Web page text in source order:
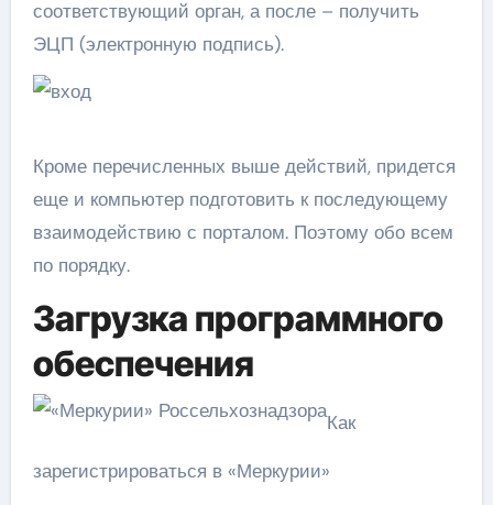
соответствующий орган, а после – получить
ЭЦП (электронную подпись).
Кроме перечисленных выше действий, придется
еще и компьютер подготовить к последующему
взаимодействию с порталом. Поэтому обо всем
по порядку.
Загрузка программного
обеспечения
Как
зарегистрироваться в «Меркурии»